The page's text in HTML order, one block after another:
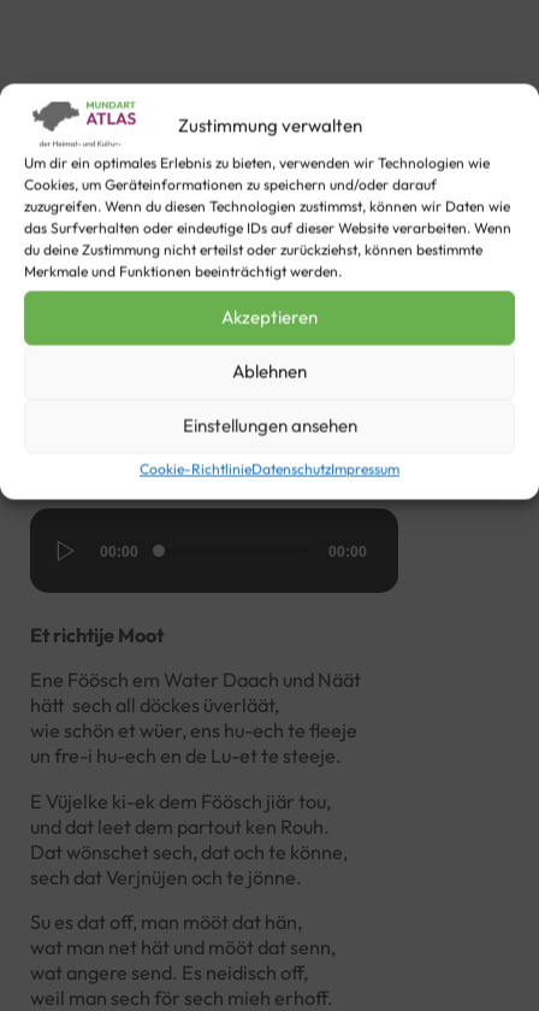
Zustimmung verwalten
Um dir ein optimales Erlebnis zu bieten, verwenden wir Technologien wie
Cookies, um Geräteinformationen zu speichern und/oder darauf
zuzugreifen. Wenn du diesen Technologien zustimmst, können wir Daten wie
das Surfverhalten oder eindeutige IDs auf dieser Website verarbeiten. Wenn
du deine Zustimmung nicht erteilst oder zurückziehst, können bestimmte
Merkmale und Funktionen beeinträchtigt werden.
Akzeptieren
Ablehnen
Einstellungen ansehen
Cookie-RichtlinieDatenschutzImpressum
Et richtije Moot
Das richtige Maß
Text Mundart
Audio-00:00 00:00
Et richtije Moot
Ene Föösch em Water Daach und Näät
hätt sech all döckes üverläät,
wie schön et wüer, ens hu-ech te fleeje
un fre-i hu-ech en de Lu-et te steeje.
E Vüjelke ki-ek dem Föösch jiär tou,
und dat leet dem partout ken Rouh.
Dat wönschet sech, dat och te könne,
sech dat Verjnüjen och te jönne.
Su es dat off, man mööt dat hän,
wat man net hät und mööt dat senn,
wat angere send. Es neidisch off,
weil man sech för sech mieh erhoff.